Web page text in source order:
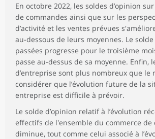
En octobre 2022, les soldes d’opinion
de commandes ainsi que sur les
d’activité et les ventes prévues
au-dessous de leurs moyennes. Le
passées progresse pour le troisième
passe au-dessus de sa moyenne. Enfin,
d’entreprise sont plus nombreux que le
considérer que l’évolution future de la
entreprise est difficile à prévoir.
Le solde d’opinion relatif à l’évolution
effectifs de l'ensemble du commerce de
diminue, tout comme celui associé à